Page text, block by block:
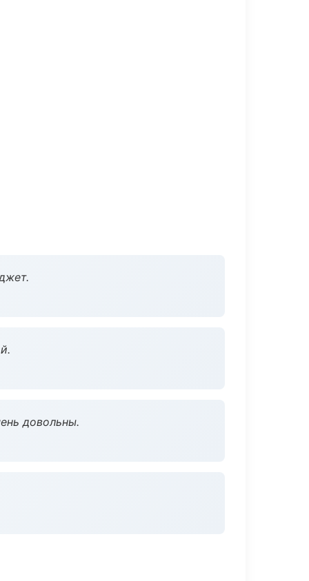
довольны.